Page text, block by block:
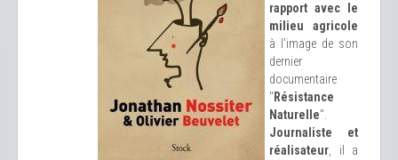
rapport avec le
milieu agricole
à l'image de son
dernier
documentaire
" Résistance
Naturelle".
Journaliste et
réalisateur , il a